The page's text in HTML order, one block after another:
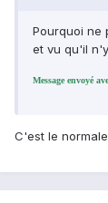
Pourquoi ne
et vu qu'il
Message envoyé
C'est le